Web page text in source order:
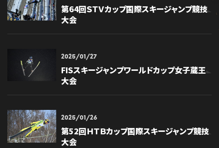
第64回ＳＴＶカップ国際スキージャンプ競技
大会
2025/01/27
FISスキージャンプワールドカップ女子蔵王
大会
2025/01/26
第52回ＨＴＢカップ国際スキージャンプ競技
大会